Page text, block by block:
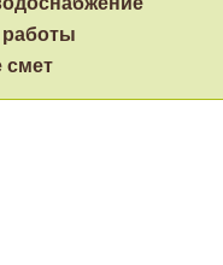
смет